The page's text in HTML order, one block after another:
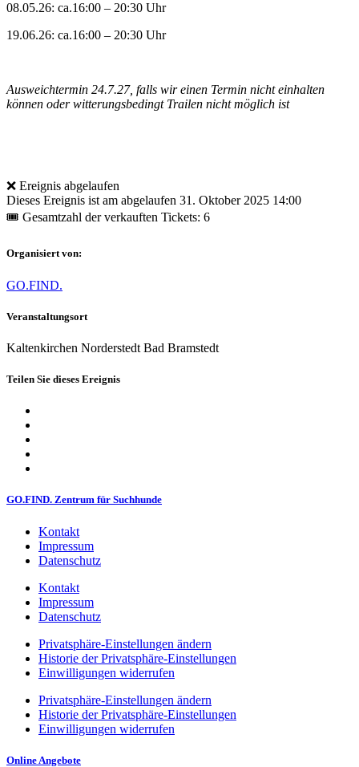
08.05.26: ca.16:00 – 20:30 Uhr
19.06.26: ca.16:00 – 20:30 Uhr
Ausweichtermin 24.7.27, falls wir einen Termin nicht einhalten
können oder witterungsbedingt Trailen nicht möglich ist
❌ Ereignis abgelaufen
Dieses Ereignis ist am abgelaufen 31. Oktober 2025 14:00
🎟 Gesamtzahl der verkauften Tickets: 6
Organisiert von:
GO.FIND.
Veranstaltungsort
Kaltenkirchen Norderstedt Bad Bramstedt
Teilen Sie dieses Ereignis
GO.FIND. Zentrum für Suchhunde
Kontakt
Impressum
Datenschutz
Kontakt
Impressum
Datenschutz
Privatsphäre-Einstellungen ändern
Historie der Privatsphäre-Einstellungen
Einwilligungen widerrufen
Privatsphäre-Einstellungen ändern
Historie der Privatsphäre-Einstellungen
Einwilligungen widerrufen
Online Angebote